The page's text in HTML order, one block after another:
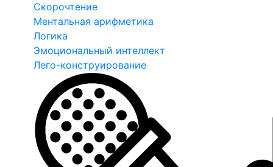
Скорочтение
Ментальная арифметика
Логика
Эмоциональный интеллект
Лего-конструирование